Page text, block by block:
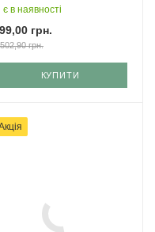
50
є в наявності
грн.
грн.
КУПИТИ